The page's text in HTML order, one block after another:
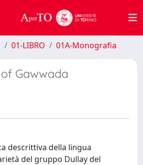
01-LIBRO 01A-Monografia
Gawwada
descrittiva della lingua
del gruppo Dullay del